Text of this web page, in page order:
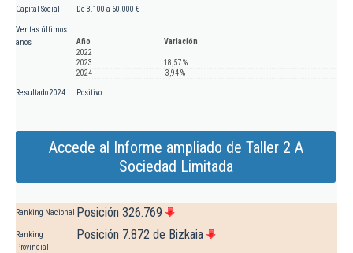
Capital Social De 3.100 a 60.000 €
Ventas últimos
años
Año
Variación
2022
2023
18,57 %
2024
-3,94 %
Resultado 2024 Positivo
Accede al Informe ampliado de Taller 2 A
Sociedad Limitada
Ranking Nacional Posición 326.769
Ranking
Provincial
Posición 7.872 de Bizkaia